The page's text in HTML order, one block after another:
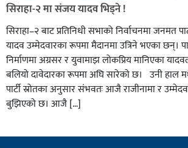
सिराहा-२ मा संजय यादव भिड्ने !
सिराहा–२ बाट प्रतिनिधी सभाको निर्वाचनमा जनमत
यादव उम्मेदवारका रूपमा मैदानमा उत्रिने भएका छन्।
निर्माणमा अग्रसर र युवामाझ लोकप्रिय मानिएका
बलियो दावेदारका रूपमा अघि सारेको छ। उनी हाल
पार्टी स्रोतका अनुसार संभवतः आजै राजीनामा र
बुझिएको छ। आजै […]